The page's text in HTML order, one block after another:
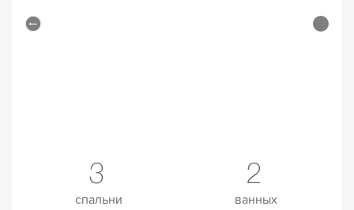
3
спальни
2
ванных